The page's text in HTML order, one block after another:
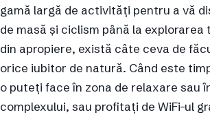
gamă largă de activități pentru a vă
de masă și ciclism până la
din apropiere, există câte ceva de
orice iubitor de natură. Când este
o puteți face în zona de relaxare sau
complexului, sau profitați de WiFi-ul